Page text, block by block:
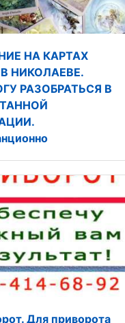
НА КАРТАХ
НИКОЛАЕВЕ.
РАЗОБРАТЬСЯ В
Для приворота